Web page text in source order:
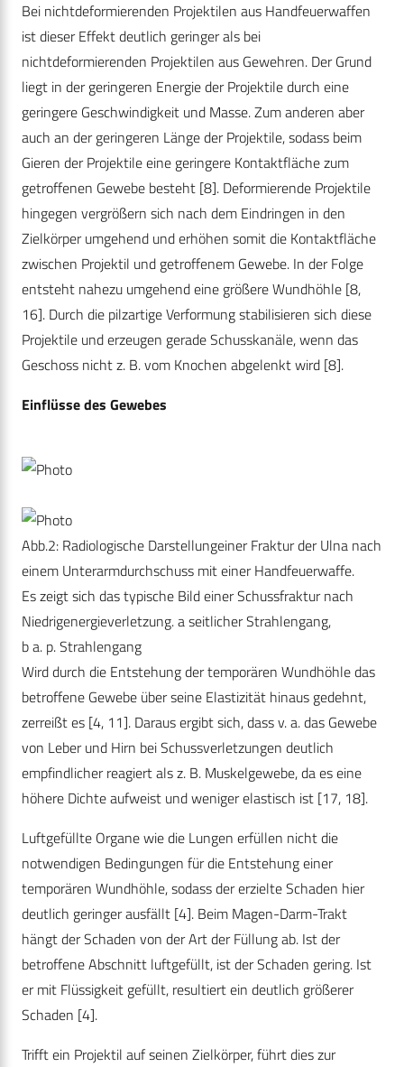
Bei nichtdeformierenden Projektilen aus Handfeuerwaffen
ist dieser Effekt deutlich geringer als bei
nichtdeformierenden Projektilen aus Gewehren. Der Grund
liegt in der geringeren Energie der Projektile durch eine
geringere Geschwindigkeit und Masse. Zum anderen aber
auch an der geringeren Länge der Projektile, sodass beim
Gieren der Projektile eine geringere Kontaktfläche zum
getroffenen Gewebe besteht [8]. Deformierende Projektile
hingegen vergrößern sich nach dem Eindringen in den
Zielkörper umgehend und erhöhen somit die Kontaktfläche
zwischen Projektil und getroffenem Gewebe. In der Folge
entsteht nahezu umgehend eine größere Wundhöhle [8,
16]. Durch die pilzartige Verformung stabilisieren sich diese
Projektile und erzeugen gerade Schusskanäle, wenn das
Geschoss nicht z. B. vom Knochen abgelenkt wird [8].
Einflüsse des Gewebes
Abb.2: Radiologische Darstellungeiner Fraktur der Ulna nach
einem Unterarmdurchschuss mit einer Handfeuerwaffe.
Es zeigt sich das typische Bild einer Schussfraktur nach
Niedrigenergieverletzung. a seitlicher Strahlengang,
b a. p. Strahlengang
Wird durch die Entstehung der temporären Wundhöhle das
betroffene Gewebe über seine Elastizität hinaus gedehnt,
zerreißt es [4, 11]. Daraus ergibt sich, dass v. a. das Gewebe
von Leber und Hirn bei Schussverletzungen deutlich
empfindlicher reagiert als z. B. Muskelgewebe, da es eine
höhere Dichte aufweist und weniger elastisch ist [17, 18].
Luftgefüllte Organe wie die Lungen erfüllen nicht die
notwendigen Bedingungen für die Entstehung einer
temporären Wundhöhle, sodass der erzielte Schaden hier
deutlich geringer ausfällt [4]. Beim Magen-Darm-Trakt
hängt der Schaden von der Art der Füllung ab. Ist der
betroffene Abschnitt luftgefüllt, ist der Schaden gering. Ist
er mit Flüssigkeit gefüllt, resultiert ein deutlich größerer
Schaden [4].
Trifft ein Projektil auf seinen Zielkörper, führt dies zur